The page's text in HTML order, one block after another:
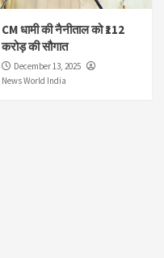
CM धामी की नैनीताल को ₹112
करोड़ की सौगात
December 13, 2025
News World India